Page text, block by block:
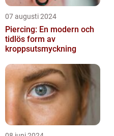
07 augusti 2024
Piercing: En modern och
tidlös form av
kroppsutsmyckning